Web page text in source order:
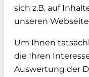
sich z.B. auf
unseren
Um Ihnen
die Ihren
Auswertung der